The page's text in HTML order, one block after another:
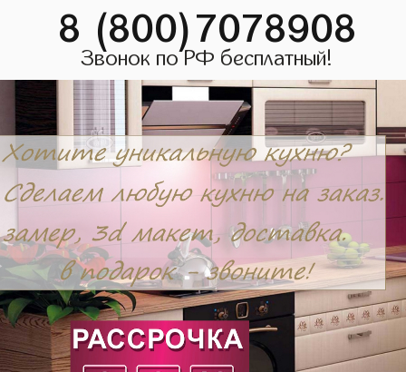
8 (800)7078908
Звонок по РФ бесплатный!